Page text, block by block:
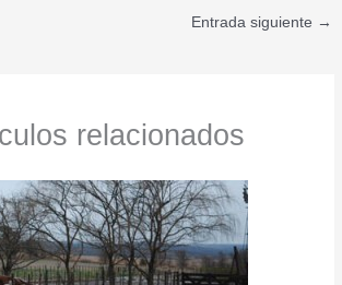
Entrada siguiente →
relacionados